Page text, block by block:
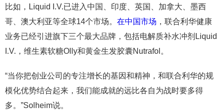
比如，Liquid I.V.已进入中国、印度、英国、加拿大、墨西
哥、澳大利亚等全球14个市场。 在中国市场 ，联合利华健康
业务已经引进旗下三个最大品牌，包括电解质补水冲剂Liquid
I.V.，维生素软糖Olly和黄金生发胶囊Nutrafol。
“当你把创业公司的专注增长的基因和精神，和联合利华的规
模化优势结合起来，我们能成就的远比各自为战时要多得
多。”Solheim说。